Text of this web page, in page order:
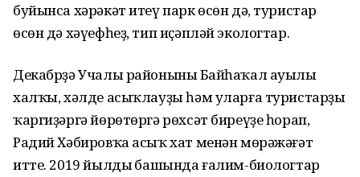
буйынса хәрәкәт итеү парк өсөн дә, туристар
өсөн дә хәүефһеҙ, тип иҫәпләй экологтар.
Декабрҙә Учалы районының Байһаҡал ауылы
халҡы, хәлде асыҡлауҙы һәм уларға туристарҙы
ҡаргиҙәргә йөрөтөргә рөхсәт биреүҙе һорап,
Радий Хәбировҡа асыҡ хат менән мөрәжәғәт
итте. 2019 йылдың башында ғалим-биологтар